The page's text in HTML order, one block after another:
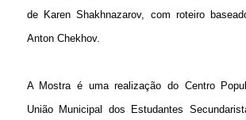
de Karen Shakhnazarov, com roteiro
Anton Chekhov.
A Mostra é uma realização do Centro
União Municipal dos Estudantes